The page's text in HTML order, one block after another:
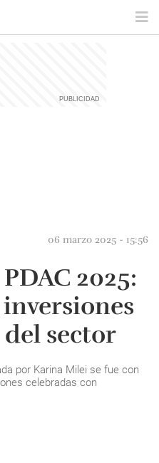
06 marzo 2025 - 15:56
2025:
del sector
por Karina Milei se fue con
celebradas con